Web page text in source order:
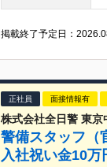
掲載終了予定日：
正社員 面接情報有
株式会社全日警 東京
警備スタッフ（
入社祝い金10万